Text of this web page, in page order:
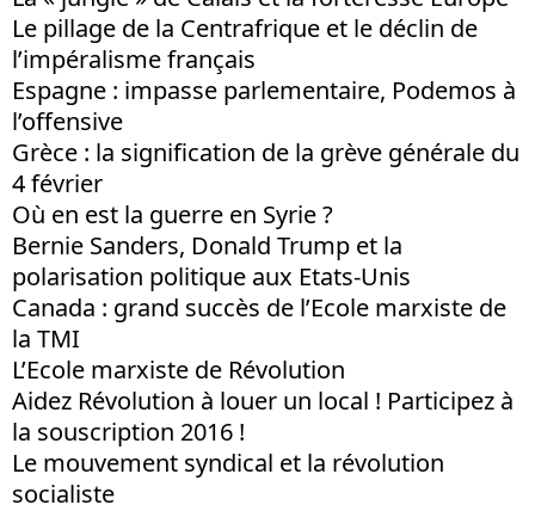
Le pillage de la Centrafrique et le déclin de
l’impéralisme français
Espagne : impasse parlementaire, Podemos à
l’offensive
Grèce : la signification de la grève générale du
4 février
Où en est la guerre en Syrie ?
Bernie Sanders, Donald Trump et la
polarisation politique aux Etats-Unis
Canada : grand succès de l’Ecole marxiste de
la TMI
L’Ecole marxiste de Révolution
Aidez Révolution à louer un local ! Participez à
la souscription 2016 !
Le mouvement syndical et la révolution
socialiste